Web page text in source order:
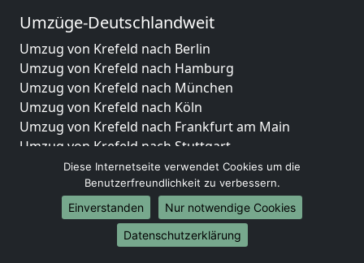
Umzüge-Deutschlandweit
Umzug von Krefeld nach Berlin
Umzug von Krefeld nach Hamburg
Umzug von Krefeld nach München
Umzug von Krefeld nach Köln
Umzug von Krefeld nach Frankfurt am Main
Umzug von Krefeld nach Stuttgart
Umzug von Krefeld nach Düsseldorf
Umzug von Krefeld nach Leipzig
Umzug von Krefeld nach Dortmund
Umzug von Krefeld nach Essen
Umzug von Krefeld nach Bremen
Diese Internetseite verwendet Cookies um die
Benutzerfreundlichkeit zu verbessern.
Einverstanden
Nur notwendige Cookies
Datenschutzerklärung